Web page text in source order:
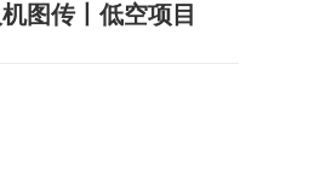
图传丨低空项目